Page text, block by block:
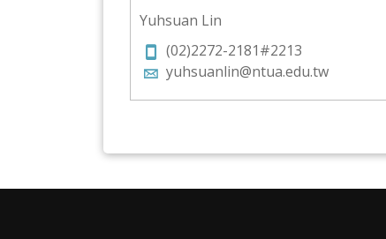
Yuhsuan Lin
(02)2272-2181#2213
yuhsuanlin@ntua.edu.tw